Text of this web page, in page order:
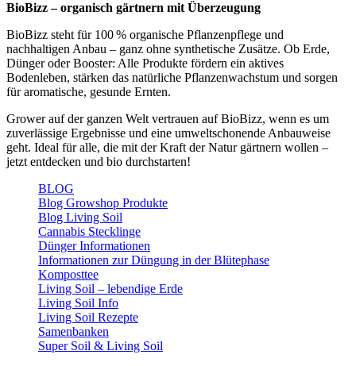
BioBizz – organisch gärtnern mit Überzeugung
BioBizz steht für 100 % organische Pflanzenpflege und
nachhaltigen Anbau – ganz ohne synthetische Zusätze. Ob Erde,
Dünger oder Booster: Alle Produkte fördern ein aktives
Bodenleben, stärken das natürliche Pflanzenwachstum und sorgen
für aromatische, gesunde Ernten.
Grower auf der ganzen Welt vertrauen auf BioBizz, wenn es um
zuverlässige Ergebnisse und eine umweltschonende Anbauweise
geht. Ideal für alle, die mit der Kraft der Natur gärtnern wollen –
jetzt entdecken und bio durchstarten!
BLOG
Blog Growshop Produkte
Blog Living Soil
Cannabis Stecklinge
Dünger Informationen
Informationen zur Düngung in der Blütephase
Komposttee
Living Soil – lebendige Erde
Living Soil Info
Living Soil Rezepte
Samenbanken
Super Soil & Living Soil